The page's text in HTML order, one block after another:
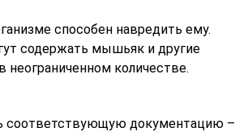
способен навредить ему.
содержать мышьяк и другие
количестве.
соответствующую документацию –